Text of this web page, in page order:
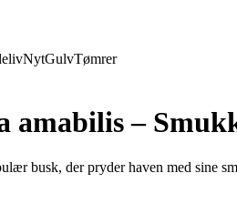
NytGulvTømrer
–
busk, der pryder haven med sine